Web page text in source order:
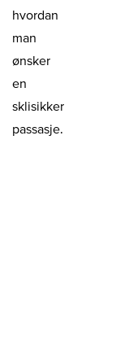
hvordan
man
ønsker
en
sklisikker
passasje.